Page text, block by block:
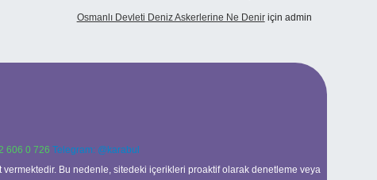
Osmanlı Devleti Deniz Askerlerine Ne Deniriçin admin
606 0 726 Telegram: @karabul
vermektedir. Bu nedenle, sitedeki içerikleri proaktif olarak denetleme veya